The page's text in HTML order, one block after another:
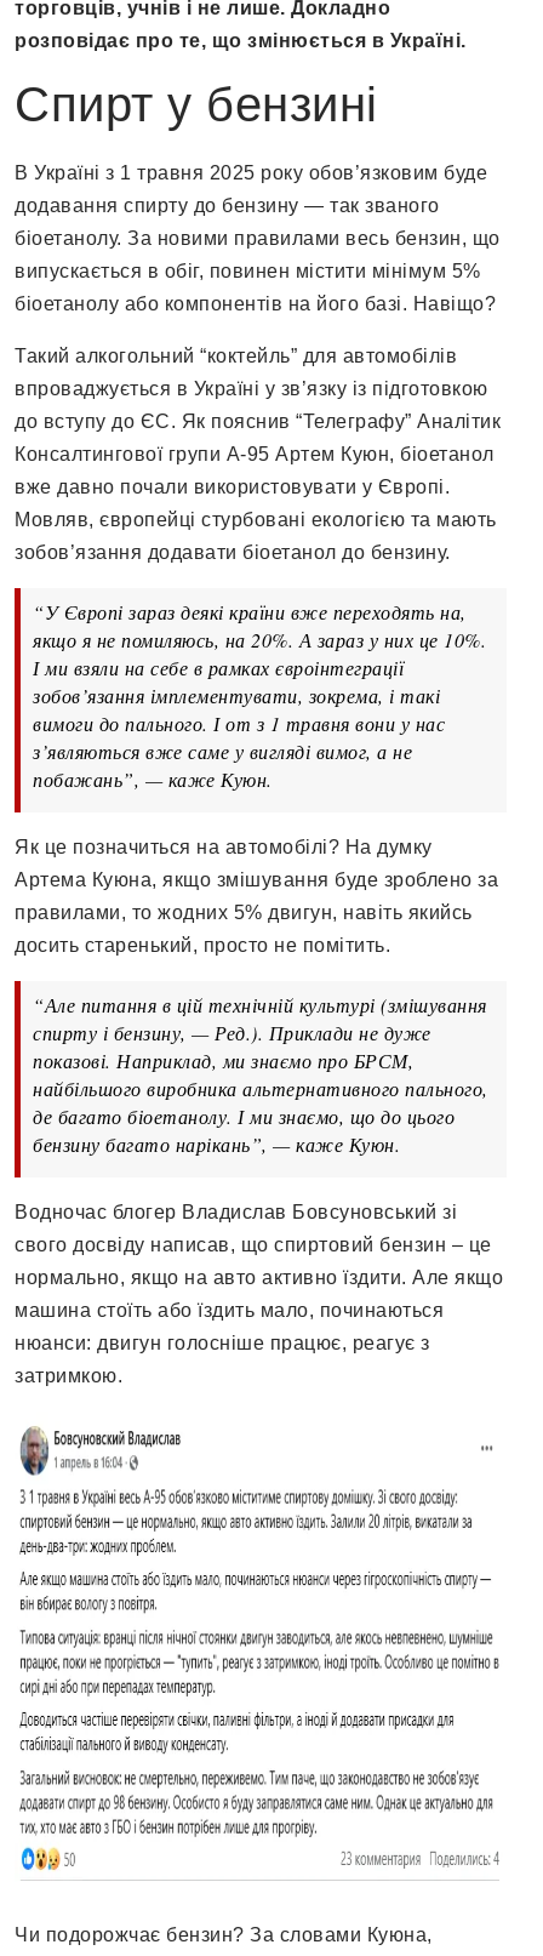
торговців, учнів і не лише. Докладно
розповідає про те, що змінюється в Україні.
Спирт у бензині
В Україні з 1 травня 2025 року обов’язковим буде
додавання спирту до бензину — так званого
біоетанолу. За новими правилами весь бензин, що
випускається в обіг, повинен містити мінімум 5%
біоетанолу або компонентів на його базі. Навіщо?
Такий алкогольний “коктейль” для автомобілів
впроваджується в Україні у зв’язку із підготовкою
до вступу до ЄС. Як пояснив “Телеграфу” Аналітик
Консалтингової групи А-95 Артем Куюн, біоетанол
вже давно почали використовувати у Європі.
Мовляв, європейці стурбовані екологією та мають
зобов’язання додавати біоетанол до бензину.
“У Європі зараз деякі країни вже переходять на,
якщо я не помиляюсь, на 20%. А зараз у них це 10%.
І ми взяли на себе в рамках євроінтеграції
зобов’язання імплементувати, зокрема, і такі
вимоги до пального. І от з 1 травня вони у нас
з’являються вже саме у вигляді вимог, а не
побажань”, — каже Куюн.
Як це позначиться на автомобілі? На думку
Артема Куюна, якщо змішування буде зроблено за
правилами, то жодних 5% двигун, навіть якийсь
досить старенький, просто не помітить.
“Але питання в цій технічній культурі (змішування
спирту і бензину, — Ред.). Приклади не дуже
показові. Наприклад, ми знаємо про БРСМ,
найбільшого виробника альтернативного пального,
де багато біоетанолу. І ми знаємо, що до цього
бензину багато нарікань”, — каже Куюн.
Водночас блогер Владислав Бовсуновський зі
свого досвіду написав, що спиртовий бензин – це
нормально, якщо на авто активно їздити. Але якщо
машина стоїть або їздить мало, починаються
нюанси: двигун голосніше працює, реагує з
затримкою.
Чи подорожчає бензин? За словами Куюна,